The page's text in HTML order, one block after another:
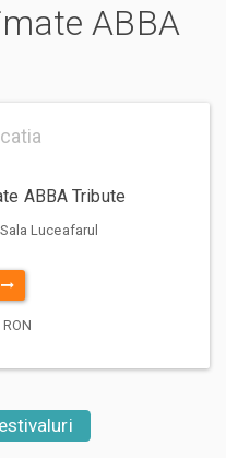
ABBA
ABBA Tribute
Luceafarul